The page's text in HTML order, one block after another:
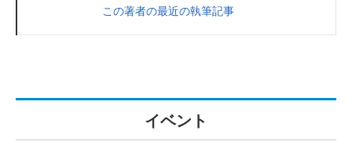
この著者の最近の執筆記事
イベント